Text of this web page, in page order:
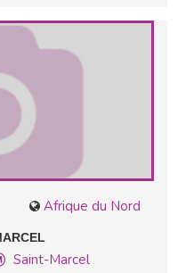
Afrique du Nord
Saint-Marcel